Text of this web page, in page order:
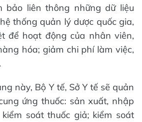
bảo liên thông những dữ liệu
thống quản lý dược quốc gia,
để hoạt động của nhân viên,
hóa; giảm chi phí làm việc,
này, Bộ Y tế, Sở Y tế sẽ quản
ứng thuốc: sản xuất, nhập
soát thuốc giả; kiểm soát